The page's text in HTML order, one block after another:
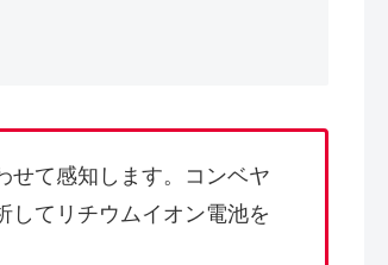
せて感知します。コンベヤ
してリチウムイオン電池を